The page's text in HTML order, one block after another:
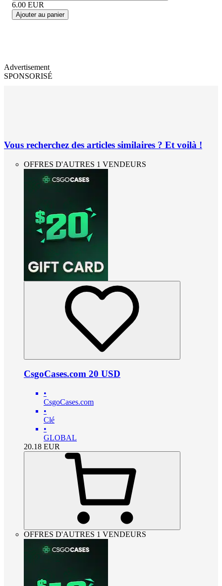
6.00 EUR
Ajouter au panier
Advertisement
SPONSORISÉ
Vous recherchez des articles similaires ? Et voilà !
OFFRES D'AUTRES 1 VENDEURS
CsgoCases.com 20 USD
•
CsgoCases.com
•
Clé
•
GLOBAL
20.18 EUR
OFFRES D'AUTRES 1 VENDEURS